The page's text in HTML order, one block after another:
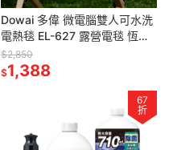
Dowai 多偉 微電腦雙人可水洗
電熱毯 EL-627 露營電毯 恆溫
電毯 溫控發熱毯 低瓦數 暖毯
$2,850
$1,388
67
折